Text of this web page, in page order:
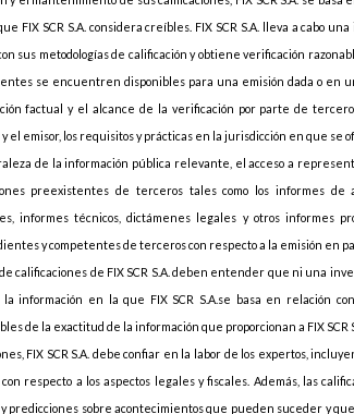
FIX SCR S.A. considera creíbles. FIX SCR S.A. lleva a cabo
sus metodologías de calificación y obtiene verificación
se encuentren disponibles para una emisión dada o en
factual y el alcance de la verificación por parte de
el emisor, los requisitos y prácticas en la jurisdicción en que se
de la información pública relevante, el acceso a
preexistentes de terceros tales como los informes de
informes técnicos, dictámenes legales y otros informes
y competentes de terceros con respecto a la emisión en
calificaciones de FIX SCR S.A. deben entender que ni una
información en la que FIX SCR S.A.se basa en relación
de la exactitud de la información que proporcionan a FIX
FIX SCR S.A. debe confiar en la labor de los expertos,
con respecto a los aspectos legales y fiscales. Además, las
predicciones sobre acontecimientos que pueden suceder y